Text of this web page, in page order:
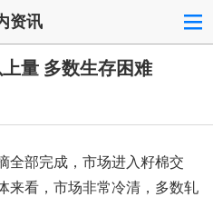
资讯
量 多数生存困难
全部完成，市场进入籽棉交
来看，市场非常冷清，多数轧